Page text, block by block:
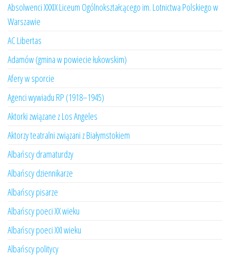
Absolwenci XXXIX Liceum Ogólnokształcącego im. Lotnictwa Polskiego w
Warszawie
AC Libertas
Adamów (gmina w powiecie łukowskim)
Afery w sporcie
Agenci wywiadu RP (1918–1945)
Aktorki związane z Los Angeles
Aktorzy teatralni związani z Białymstokiem
Albańscy dramaturdzy
Albańscy dziennikarze
Albańscy pisarze
Albańscy poeci XX wieku
Albańscy poeci XXI wieku
Albańscy politycy